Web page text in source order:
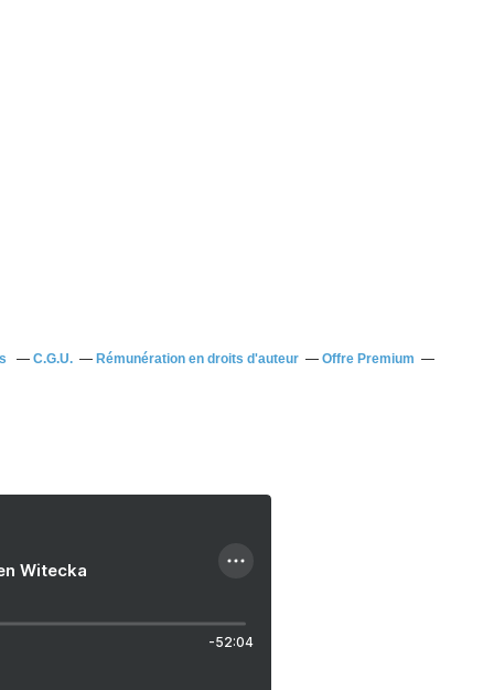
C.G.U. Rémunération en droits d'auteur
Offre Premium
Witecka
-52:04